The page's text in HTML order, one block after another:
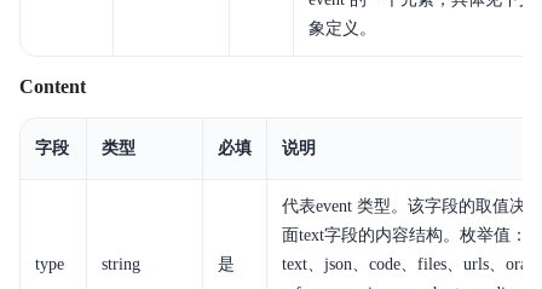
象定义。
Content
字段 类型 必填 说明
type string 是
代表event 类型。该字段的取值决
面text字段的内容结构。枚举值：
text、json、code、files、urls、